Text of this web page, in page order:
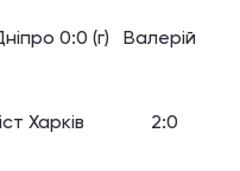
0:0 (г) Валерій
Харків 2:0